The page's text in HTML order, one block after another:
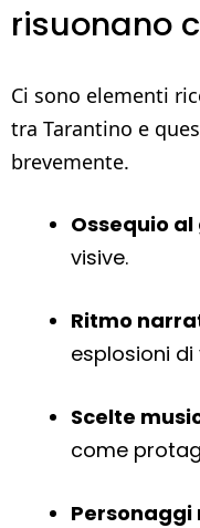
risuonano
Ci sono elementi
tra Tarantino e
brevemente.
Ossequio
visive.
Ritmo
esplosioni di
Scelte
come